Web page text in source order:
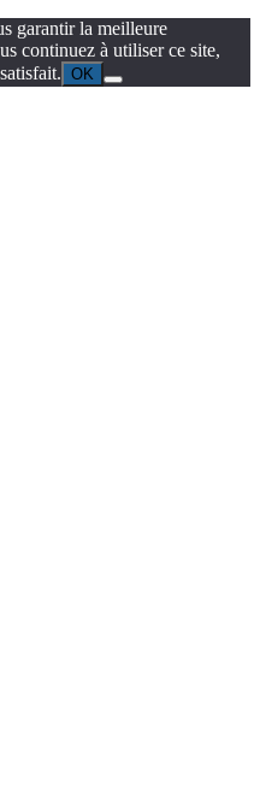
garantir la meilleure
continuez à utiliser ce site,
OK